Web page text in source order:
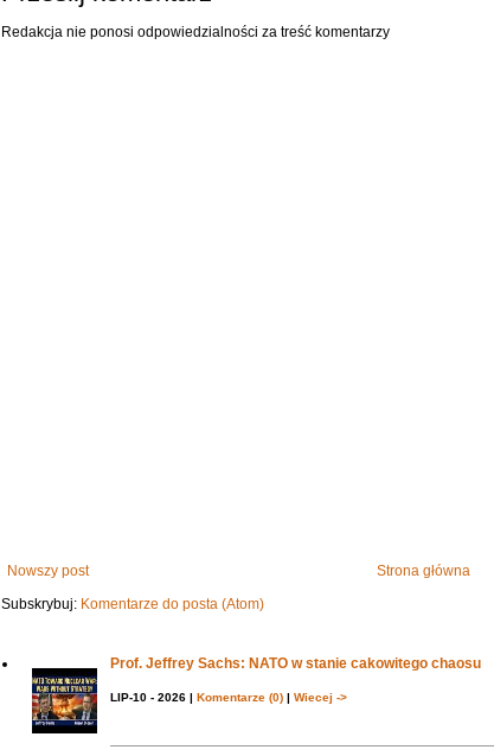
Redakcja nie ponosi odpowiedzialności za treść komentarzy
Nowszy post
Strona główna
Subskrybuj: Komentarze do posta (Atom)
Prof. Jeffrey Sachs: NATO w stanie cakowitego chaosu
LIP-10 - 2026 | Komentarze (0)| Wiecej ->